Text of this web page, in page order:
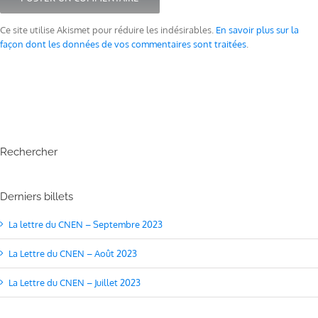
Ce site utilise Akismet pour réduire les indésirables. En savoir plus sur la
façon dont les données de vos commentaires sont traitées
Rechercher
Derniers billets
La lettre du CNEN – Septembre 2023
La Lettre du CNEN – Août 2023
La Lettre du CNEN – Juillet 2023